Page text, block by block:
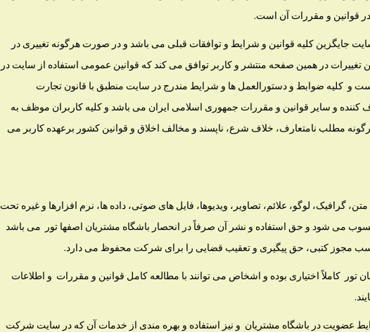
در قوانین و مقررات آن است.
جایگزین کلیه قوانین و شرایط و توافقات قبلی می باشد و در صورت هرگونه تغییری در
تغییرات در همین صفحه منتشر و کاربر توافق می کند که قوانین عمومی استفاده از سایت در
و کلیه ضوابط و دستورالعمل ها و شرایط مندرج در سایت منطبق با قانون تجارت
و سایر قوانین و مقررات جمهوری اسلامی ایران می باشد و کلیه کاربران موظف به
مطلب نامتعارف، خلاف شرع، ناپسند و مخالف اخلاق و قوانین کشور برعهده کاربر می
گرافیک، لوگو، علائم، تصاویر، ویدیوها، فایل های صوتی، داده ها، نرم افزارها و غیره تحت
می شود و حق استفاده و نشر آن صرفاً در انحصار باشگاه مشتریان اصفها تور می باشد
کسب مجوز کتبی، حق پیگیری و تعقیب قضایی را برای شرکت محفوظ می دارد.
کاملاً اختیاری بوده و اشخاص می توانند با مطالعه کامل قوانین و مقررات و اطلاعات
عضویت در باشگاه مشتریان و نیز استفاده و بهره مندی از خدمات آن که در سایت شرکت